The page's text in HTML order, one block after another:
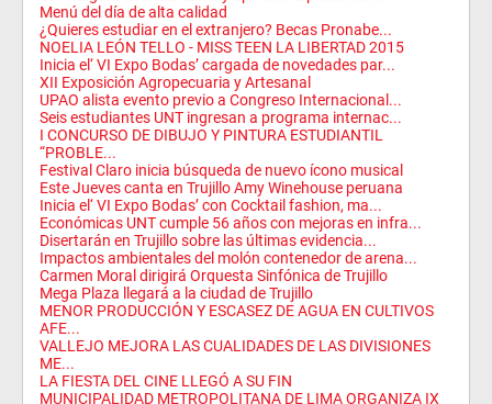
Menú del día de alta calidad
¿Quieres estudiar en el extranjero? Becas Pronabe...
NOELIA LEÓN TELLO - MISS TEEN LA LIBERTAD 2015
Inicia el‘ VI Expo Bodas’ cargada de novedades par...
XII Exposición Agropecuaria y Artesanal
UPAO alista evento previo a Congreso Internacional...
Seis estudiantes UNT ingresan a programa internac...
I CONCURSO DE DIBUJO Y PINTURA ESTUDIANTIL
“PROBLE...
Festival Claro inicia búsqueda de nuevo ícono musical
Este Jueves canta en Trujillo Amy Winehouse peruana
Inicia el‘ VI Expo Bodas’ con Cocktail fashion, ma...
Económicas UNT cumple 56 años con mejoras en infra...
Disertarán en Trujillo sobre las últimas evidencia...
Impactos ambientales del molón contenedor de arena...
Carmen Moral dirigirá Orquesta Sinfónica de Trujillo
Mega Plaza llegará a la ciudad de Trujillo
MENOR PRODUCCIÓN Y ESCASEZ DE AGUA EN CULTIVOS
AFE...
VALLEJO MEJORA LAS CUALIDADES DE LAS DIVISIONES
ME...
LA FIESTA DEL CINE LLEGÓ A SU FIN
MUNICIPALIDAD METROPOLITANA DE LIMA ORGANIZA IX